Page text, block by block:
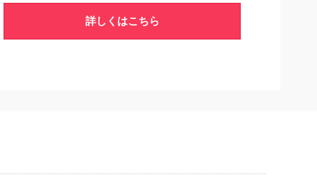
詳しくはこちら